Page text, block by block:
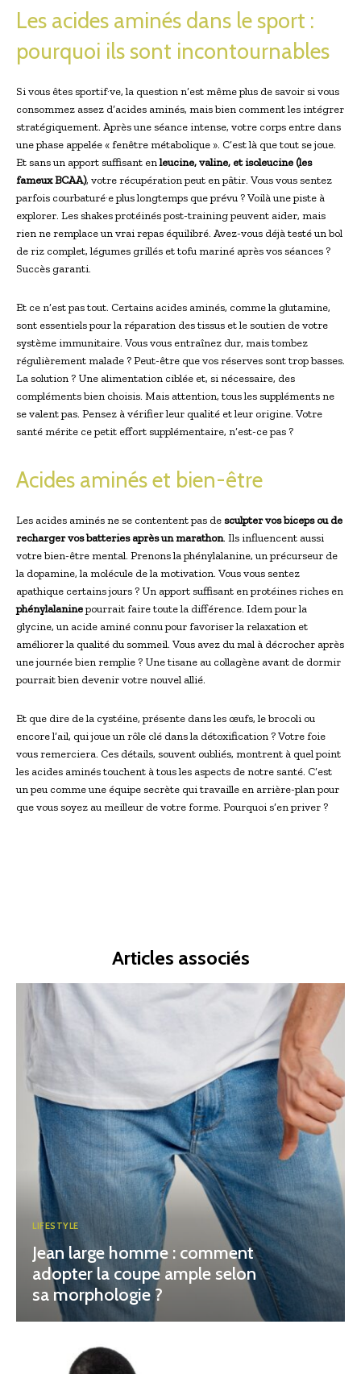
Les acides aminés dans le sport :
pourquoi ils sont incontournables
Si vous êtes sportif·ve, la question n’est même plus de savoir si vous
consommez assez d’acides aminés, mais bien comment les intégrer
stratégiquement. Après une séance intense, votre corps entre dans
une phase appelée « fenêtre métabolique ». C’est là que tout se joue.
Et sans un apport suffisant enleucine, valine, et isoleucine (les
fameux BCAA), votre récupération peut en pâtir. Vous vous sentez
parfois courbaturé·e plus longtemps que prévu ? Voilà une piste à
explorer. Les shakes protéinés post-training peuvent aider, mais
rien ne remplace un vrai repas équilibré. Avez-vous déjà testé un bol
de riz complet, légumes grillés et tofu mariné après vos séances ?
Succès garanti.
Et ce n’est pas tout. Certains acides aminés, comme la glutamine,
sont essentiels pour la réparation des tissus et le soutien de votre
système immunitaire. Vous vous entraînez dur, mais tombez
régulièrement malade ? Peut-être que vos réserves sont trop basses.
La solution ? Une alimentation ciblée et, si nécessaire, des
compléments bien choisis. Mais attention, tous les suppléments ne
se valent pas. Pensez à vérifier leur qualité et leur origine. Votre
santé mérite ce petit effort supplémentaire, n’est-ce pas ?
Acides aminés et bien-être
Les acides aminés ne se contentent pas desculpter vos biceps ou de
recharger vos batteries après un marathon. Ils influencent aussi
votre bien-être mental. Prenons la phénylalanine, un précurseur de
la dopamine, la molécule de la motivation. Vous vous sentez
apathique certains jours ? Un apport suffisant en protéines riches en
phénylalaninepourrait faire toute la différence. Idem pour la
glycine, un acide aminé connu pour favoriser la relaxation et
améliorer la qualité du sommeil. Vous avez du mal à décrocher après
une journée bien remplie ? Une tisane au collagène avant de dormir
pourrait bien devenir votre nouvel allié.
Et que dire de la cystéine, présente dans les œufs, le brocoli ou
encore l’ail, qui joue un rôle clé dans la détoxification ? Votre foie
vous remerciera. Ces détails, souvent oubliés, montrent à quel point
les acides aminés touchent à tous les aspects de notre santé. C’est
un peu comme une équipe secrète qui travaille en arrière-plan pour
que vous soyez au meilleur de votre forme. Pourquoi s’en priver ?
Articles associés
LIFESTYLE
Jean large homme : comment
adopter la coupe ample selon
sa morphologie ?